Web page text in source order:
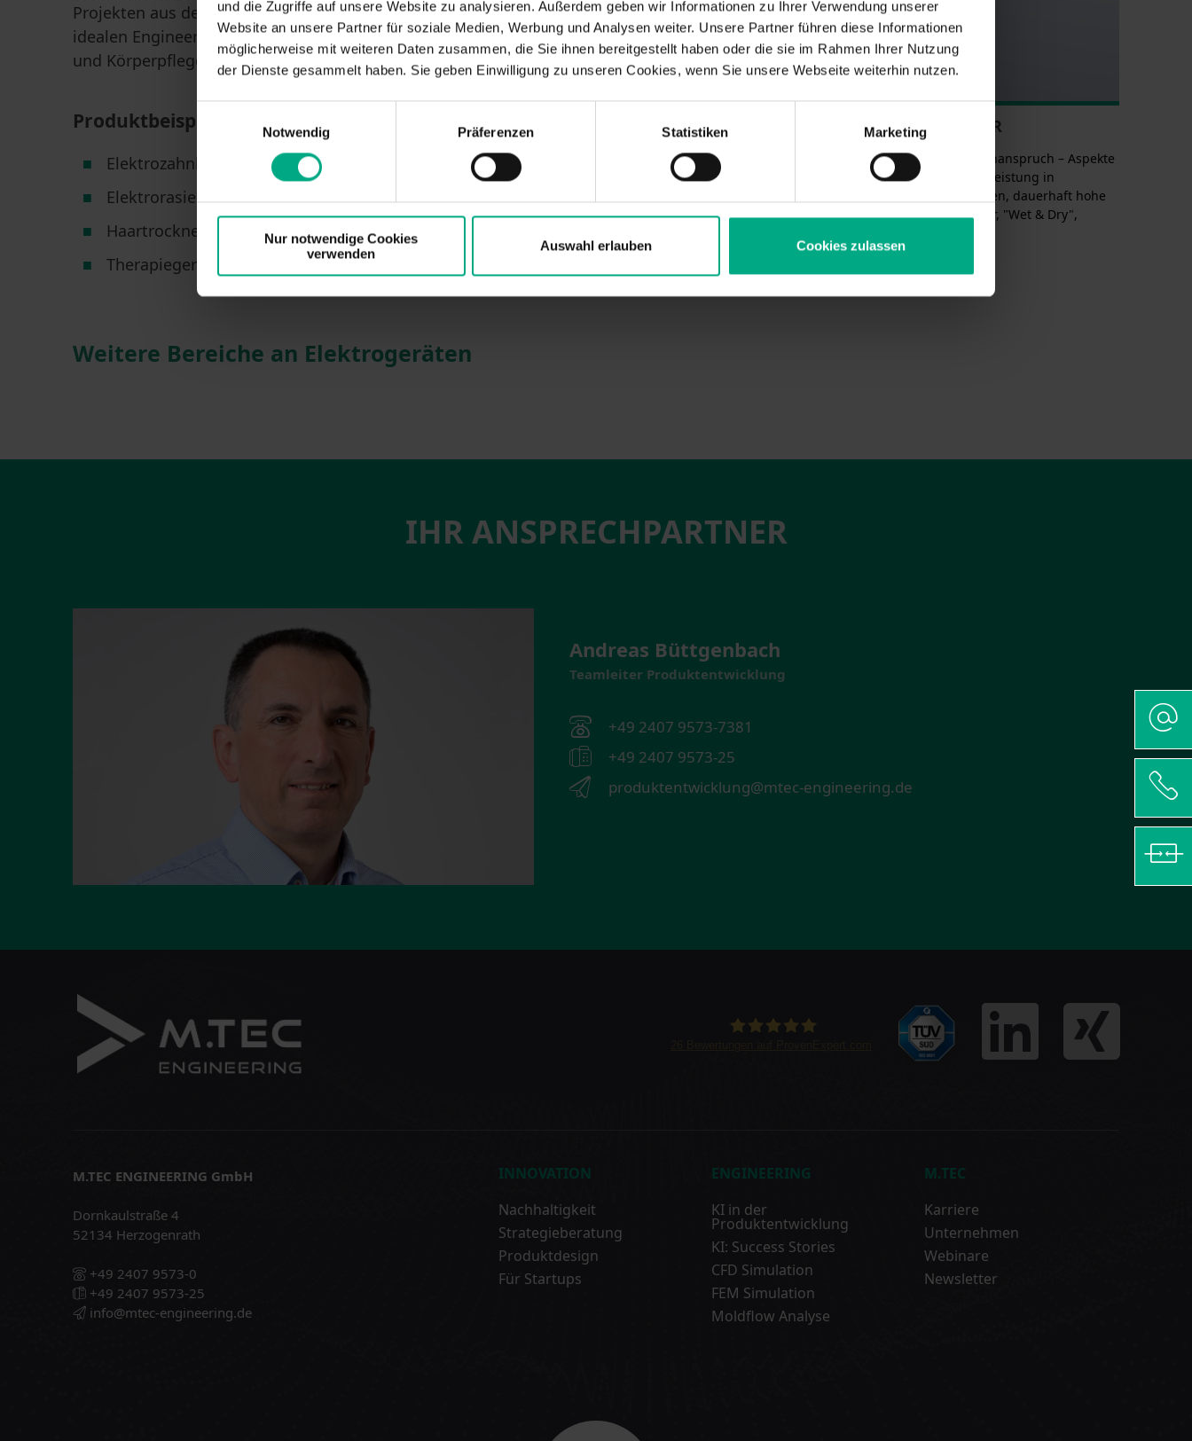
und die Zugriffe auf unsere Website zu analysieren. Außerdem geben wir Informationen zu Ihrer Verwendung unserer
Website an unsere Partner für soziale Medien, Werbung und Analysen weiter. Unsere Partner führen diese Informationen
möglicherweise mit weiteren Daten zusammen, die Sie ihnen bereitgestellt haben oder die sie im Rahmen Ihrer Nutzung
der Dienste gesammelt haben. Sie geben Einwilligung zu unseren Cookies, wenn Sie unsere Webseite weiterhin nutzen.
Notwendig
Präferenzen Statistiken Marketing
Nur notwendige Cookies
verwenden
Auswahl erlauben Cookies zulassen
PREMIUM-ELEKTRORASIERER
Körperpflegegerät mit hohem Designanspruch – Aspekte
der Produktentwicklung: Konstante Leistung in
verschiedenen Nutzungsumgebungen, dauerhaft hohe
Performance – Langlebig, Sturzsicher, "Wet & Dry",
Projekten aus dem Bereich der Hausgeräteindustrie machen M.TEC ebenfalls zum
idealen Engineering-Dienstleister für die Produktentwicklung von Geräten zur Kosmetik
und Körperpflege.
Produktbeispiele Entwicklung Körperpflegegeräte
Elektrozahnbürsten, Zahnbürsten
Elektrorasierer, Rasierapparate
Haartrockner
Therapiegeräte
Weitere Bereiche an Elektrogeräten
IHR ANSPRECHPARTNER
Andreas Büttgenbach
Teamleiter Produktentwicklung
+49 2407 9573-7381
+49 2407 9573-25
produktentwicklung@mtec-engineering.de
M.TEC ENGINEERING GmbH
Dornkaulstraße 4
52134 Herzogenrath
+49 2407 9573-0
+49 2407 9573-25
info@mtec-engineering.de
INNOVATION
Nachhaltigkeit
Strategieberatung
Produktdesign
Für Startups
ENGINEERING
KI in der
Produktentwicklung
KI: Success Stories
CFD Simulation
FEM Simulation
Moldflow Analyse
M.TEC
Karriere
Unternehmen
Webinare
Newsletter